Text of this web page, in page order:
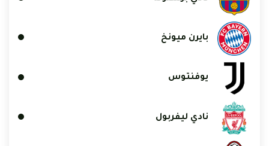
بايرن ميونخ
يوفنتوس
نادي ليفربول